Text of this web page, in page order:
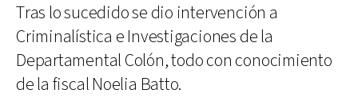
Tras lo sucedido se dio intervención a
Criminalística e Investigaciones de la
Departamental Colón, todo con conocimiento
de la fiscal Noelia Batto.